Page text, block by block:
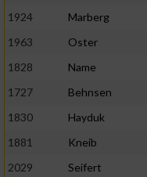
1924
Marberg
1963
Oster
1828
Name
1727
Behnsen
1830
Hayduk
1881
Kneib
2029
Seifert
Analyse von
verschiedenen Quellen
Verwendung